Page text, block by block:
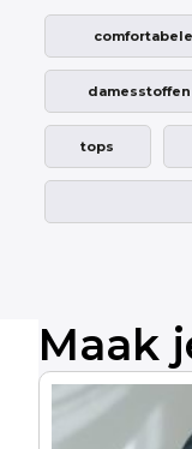
damesstoffen
tops
Maak